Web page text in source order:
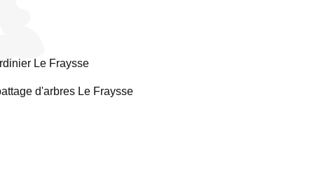
Le Fraysse
d'arbres Le Fraysse